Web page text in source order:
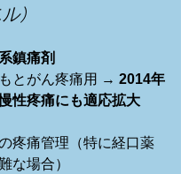
）
鎮痛剤
とがん疼痛用 → 2014年
性疼痛にも適応拡大
疼痛管理（特に経口薬
な場合）